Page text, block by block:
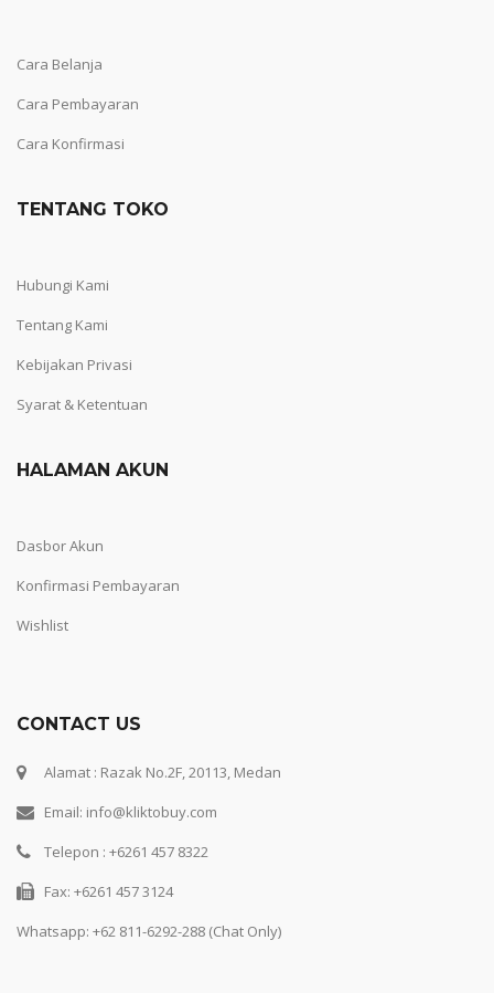
Cara Belanja
Cara Pembayaran
Cara Konfirmasi
TENTANG TOKO
Hubungi Kami
Tentang Kami
Kebijakan Privasi
Syarat & Ketentuan
HALAMAN AKUN
Dasbor Akun
Konfirmasi Pembayaran
Wishlist
CONTACT US
Alamat : Razak No.2F, 20113, Medan
Email: info@kliktobuy.com
Telepon : +6261 457 8322
Fax: +6261 457 3124
Whatsapp: +62 811-6292-288 (Chat Only)